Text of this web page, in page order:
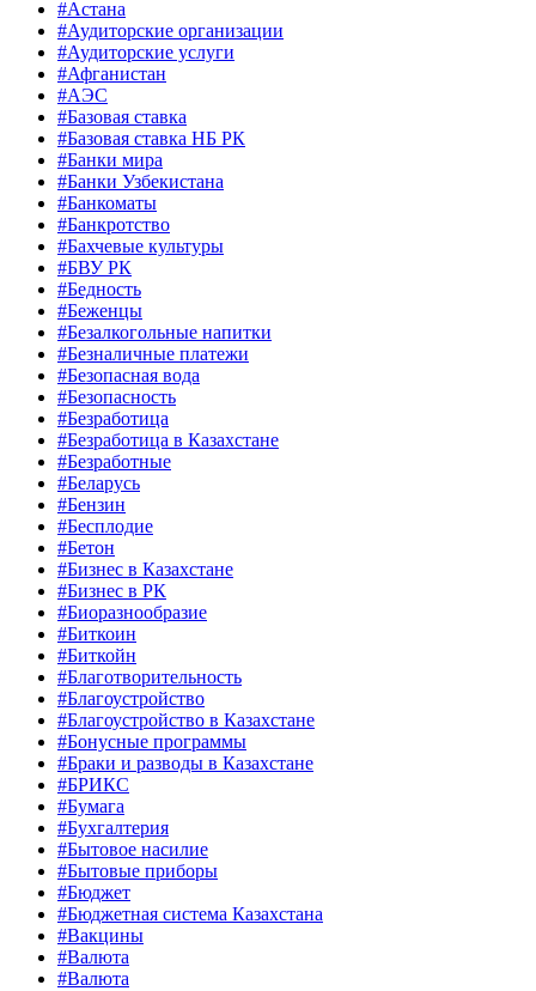
#Астана
#Аудиторские организации
#Аудиторские услуги
#Афганистан
#АЭС
#Базовая ставка
#Базовая ставка НБ РК
#Банки мира
#Банки Узбекистана
#Банкоматы
#Банкротство
#Бахчевые культуры
#БВУ РК
#Бедность
#Беженцы
#Безалкогольные напитки
#Безналичные платежи
#Безопасная вода
#Безопасность
#Безработица
#Безработица в Казахстане
#Безработные
#Беларусь
#Бензин
#Бесплодие
#Бетон
#Бизнес в Казахстане
#Бизнес в РК
#Биоразнообразие
#Биткоин
#Биткойн
#Благотворительность
#Благоустройство
#Благоустройство в Казахстане
#Бонусные программы
#Браки и разводы в Казахстане
#БРИКС
#Бумага
#Бухгалтерия
#Бытовое насилие
#Бытовые приборы
#Бюджет
#Бюджетная система Казахстана
#Вакцины
#Валюта
#Валюта